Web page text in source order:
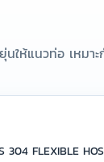
ห้แนวท่อ เหม
304 FLEXIBLE